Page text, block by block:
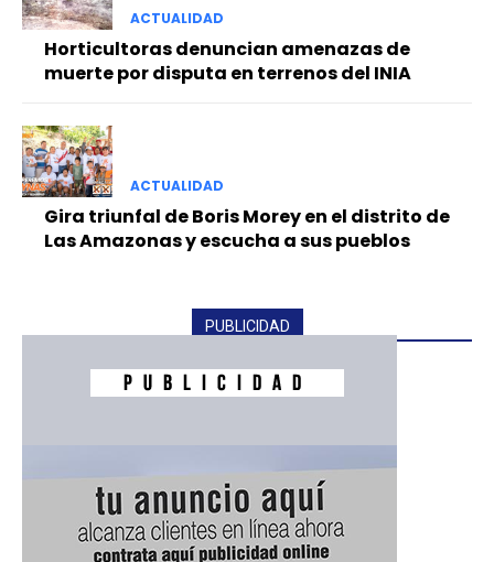
ACTUALIDAD
Horticultoras denuncian amenazas de
muerte por disputa en terrenos del INIA
ACTUALIDAD
Gira triunfal de Boris Morey en el distrito de
Las Amazonas y escucha a sus pueblos
PUBLICIDAD